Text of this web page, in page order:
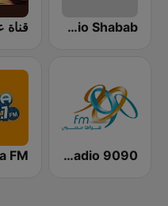
ERTU - Radio Shabab (إذاعة الشباب والرياضة)
El-Radio‎ 9090 (الراديو٩٠٩٠)